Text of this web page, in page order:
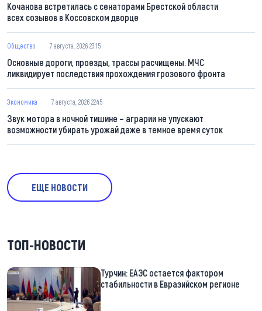
Кочанова встретилась с сенаторами Брестской области
всех созывов в Коссовском дворце
Общество 7 августа, 2026 23:15
Основные дороги, проезды, трассы расчищены. МЧС
ликвидирует последствия прохождения грозового фронта
Экономика 7 августа, 2026 22:45
Звук мотора в ночной тишине – аграрии не упускают
возможности убирать урожай даже в темное время суток
ЕЩЕ НОВОСТИ
ТОП-НОВОСТИ
Турчин: ЕАЭС остается фактором
стабильности в Евразийском регионе